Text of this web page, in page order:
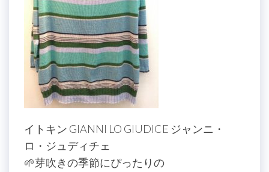
イトキン GIANNI LO GIUDICE ジャンニ・
ロ・ジュディチェ
🌱芽吹きの季節にぴったりの